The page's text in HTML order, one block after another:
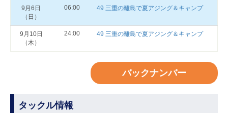
9月6日
（日）
06:00 49 三重の離島で夏アジング＆キャンプ
9月10日
（木）
24:00 49 三重の離島で夏アジング＆キャンプ
バックナンバー
タックル情報